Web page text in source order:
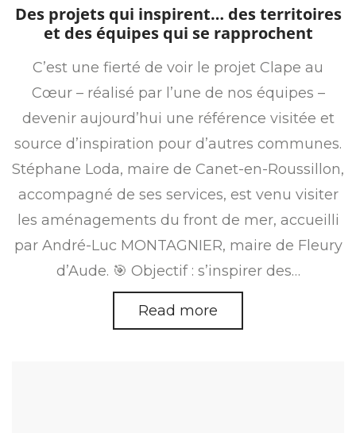
on
Des projets qui inspirent… des territoires
et des équipes qui se rapprochent
C’est une fierté de voir le projet Clape au
Cœur – réalisé par l’une de nos équipes –
devenir aujourd’hui une référence visitée et
source d’inspiration pour d’autres communes.
Stéphane Loda, maire de Canet-en-Roussillon,
accompagné de ses services, est venu visiter
les aménagements du front de mer, accueilli
par André-Luc MONTAGNIER, maire de Fleury
d’Aude. 🎯 Objectif : s’inspirer des…
Read more